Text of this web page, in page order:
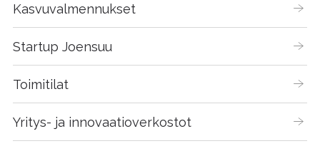
Kasvuvalmennukset
Startup Joensuu
Toimitilat
Yritys- ja innovaatioverkostot